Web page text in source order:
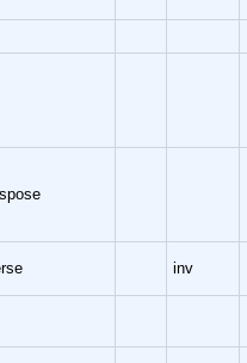
inv